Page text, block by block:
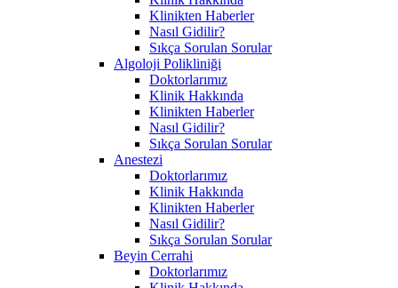
Klinikten Haberler
Nasıl Gidilir?
Sıkça Sorulan Sorular
Algoloji Polikliniği
Doktorlarımız
Klinik Hakkında
Klinikten Haberler
Nasıl Gidilir?
Sıkça Sorulan Sorular
Anestezi
Doktorlarımız
Klinik Hakkında
Klinikten Haberler
Nasıl Gidilir?
Sıkça Sorulan Sorular
Beyin Cerrahi
Doktorlarımız